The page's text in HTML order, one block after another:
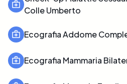
Colle Umberto
Ecografia Addome
Ecografia Mammaria